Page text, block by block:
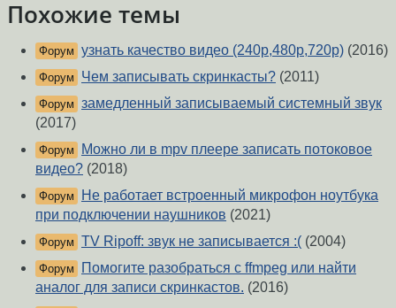
Похожие темы
Форум узнать качество видео (240p,480p,720p) (2016)
Форум Чем записывать скринкасты? (2011)
Форум замедленный записываемый системный звук
(2017)
Форум
Можно ли в mpv плеере записать потоковое
видео? (2018)
Форум
Не работает встроенный микрофон ноутбука
при подключении наушников (2021)
Форум TV Ripoff: звук не записывается :( (2004)
Форум
Помогите разобраться с ffmpeg или найти
аналог для записи скринкастов. (2016)